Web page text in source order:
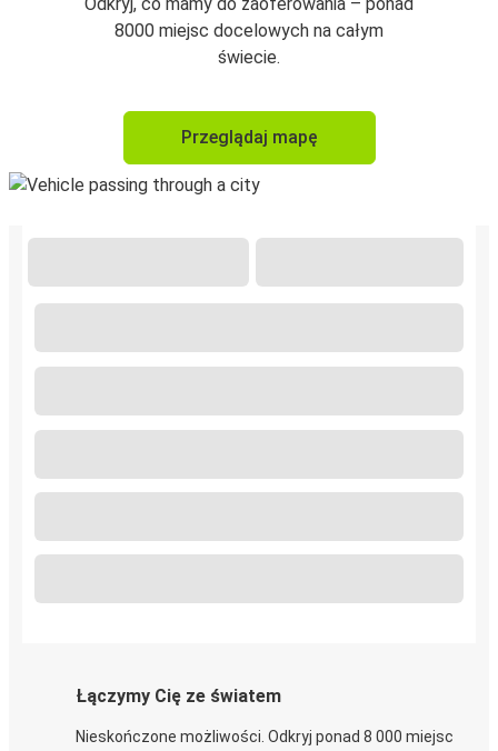
Odkryj, co mamy do zaoferowania – ponad
8000 miejsc docelowych na całym
świecie.
Przeglądaj mapę
Łączymy Cię ze światem
Nieskończone możliwości. Odkryj ponad 8 000 miejsc